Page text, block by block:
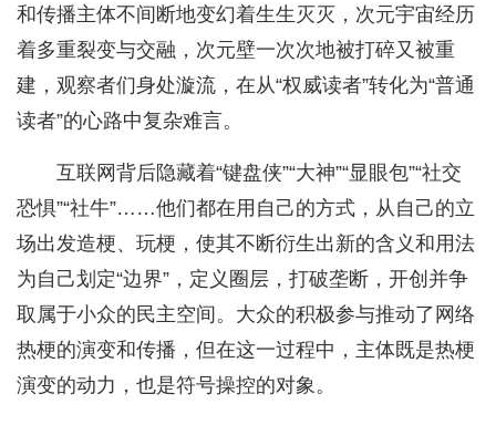
和传播主体不间断地变幻着生生灭灭，次元宇宙经历
着多重裂变与交融，次元壁一次次地被打碎又被重
建，观察者们身处漩流，在从“权威读者”转化为“普通
读者”的心路中复杂难言。
互联网背后隐藏着“键盘侠”“大神”“显眼包”“社交
恐惧”“社牛”……他们都在用自己的方式，从自己的立
场出发造梗、玩梗，使其不断衍生出新的含义和用法
为自己划定“边界”，定义圈层，打破垄断，开创并争
取属于小众的民主空间。大众的积极参与推动了网络
热梗的演变和传播，但在这一过程中，主体既是热梗
演变的动力，也是符号操控的对象。